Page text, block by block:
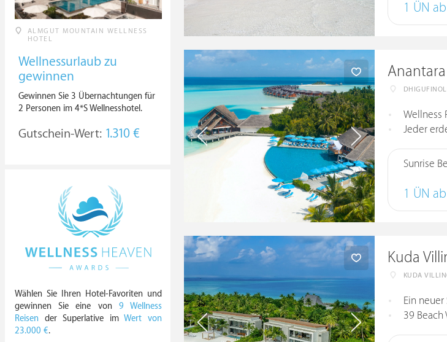
1 ÜN ab
Wellness
Jeder
Sunrise
1 ÜN ab
Kuda
KUDA
Ein
39 Beach
ALMGUT MOUNTAIN WELLNESS
HOTEL
Wellnessurlaub zu
gewinnen
Gewinnen Sie 3 Übernachtungen für
2 Personen im 4*S Wellnesshotel.
Gutschein-Wert: 1.310 €
Wählen Sie Ihren Hotel-Favoriten und
gewinnen Sie eine von 9 Wellness
Reisen der Superlative imWert von
23.000 €.